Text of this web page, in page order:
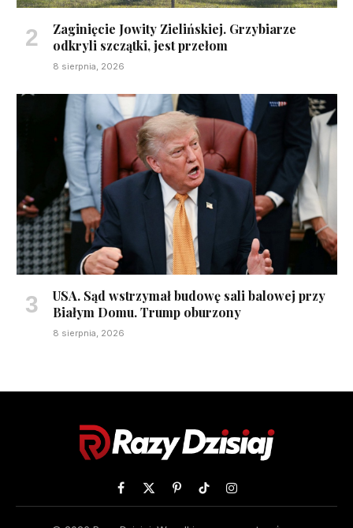
Zaginięcie Jowity Zielińskiej. Grzybiarze
odkryli szczątki, jest przełom
8 sierpnia, 2026
USA. Sąd wstrzymał budowę sali balowej przy
Białym Domu. Trump oburzony
8 sierpnia, 2026
Facebook
X
PinterestTikTokInstagram